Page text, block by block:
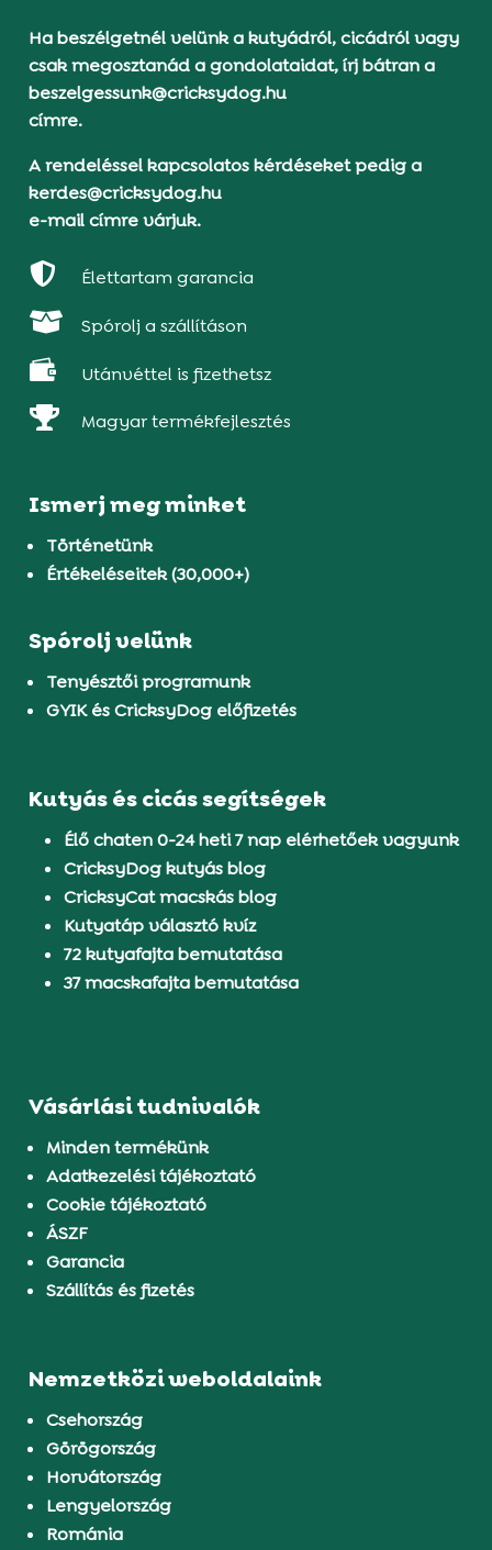
Ha beszélgetnél velünk a kutyádról, cicádról vagy
csak megosztanád a gondolataidat, írj bátran a
beszelgessunk@cricksydog.hu
címre.
A rendeléssel kapcsolatos kérdéseket pedig a
kerdes@cricksydog.hu
e-mail címre várjuk.
 Élettartam garancia
 Spórolj a szállításon
 Utánvéttel is fizethetsz
 Magyar termékfejlesztés
Ismerj meg minket
Történetünk
Értékeléseitek (30,000+)
Spórolj velünk
Tenyésztői programunk
GYIK és CricksyDog előfizetés
Kutyás és cicás segítségek
Élő chaten 0-24 heti 7 nap elérhetőek vagyunk
CricksyDog kutyás blog
CricksyCat macskás blog
Kutyatáp választó kvíz
72 kutyafajta bemutatása
37 macskafajta bemutatása
Vásárlási tudnivalók
Minden termékünk
Adatkezelési tájékoztató
Cookie tájékoztató
ÁSZF
Garancia
Szállítás és fizetés
Nemzetközi weboldalaink
Csehország
Görögország
Horvátország
Lengyelország
Románia